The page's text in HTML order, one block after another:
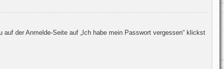
der Anmelde-Seite auf „Ich habe mein Passwort vergessen“ klickst